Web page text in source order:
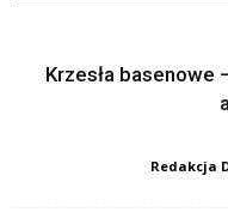
Krzesła
Redakcja